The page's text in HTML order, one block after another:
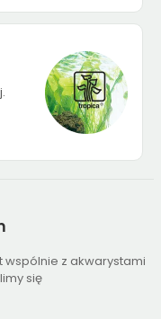
wspólnie z akwarystami
się